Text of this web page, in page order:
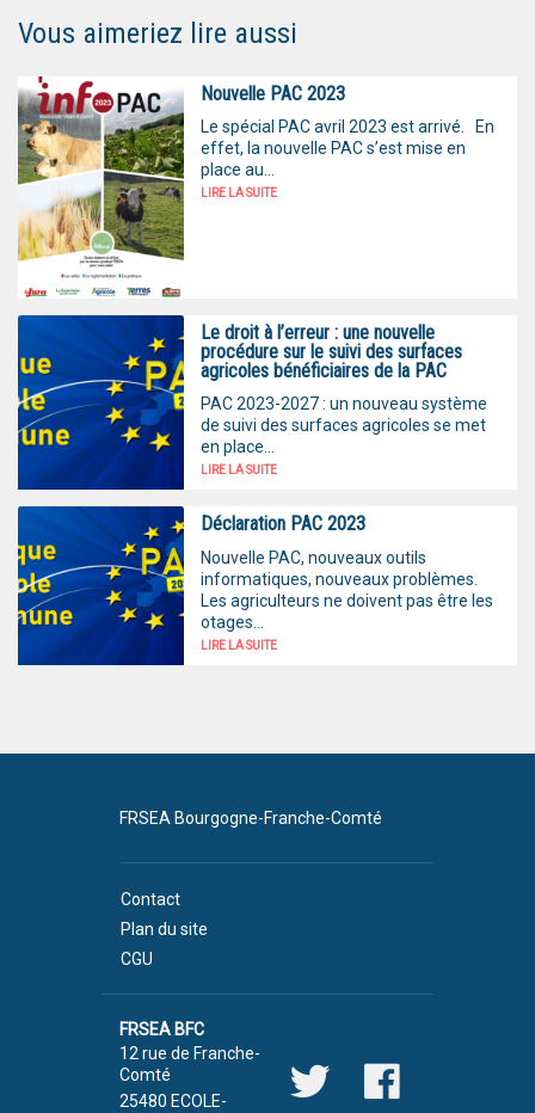
Vous aimeriez lire aussi
Nouvelle PAC 2023
Le spécial PAC avril 2023 est arrivé. En
effet, la nouvelle PAC s’est mise en
place au...
LIRE LA SUITE
Le droit à l’erreur : une nouvelle
procédure sur le suivi des surfaces
agricoles bénéficiaires de la PAC
PAC 2023-2027 : un nouveau système
de suivi des surfaces agricoles se met
en place...
LIRE LA SUITE
Déclaration PAC 2023
Nouvelle PAC, nouveaux outils
informatiques, nouveaux problèmes.
Les agriculteurs ne doivent pas être les
otages...
LIRE LA SUITE
FRSEA Bourgogne-Franche-Comté
Contact
Plan du site
CGU
FRSEA BFC
12 rue de Franche-
Comté
25480 ECOLE-